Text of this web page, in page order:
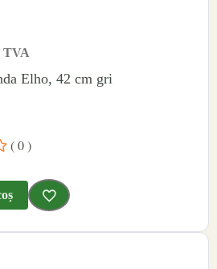
TVA
Elho, 42 cm gri
( 0 )